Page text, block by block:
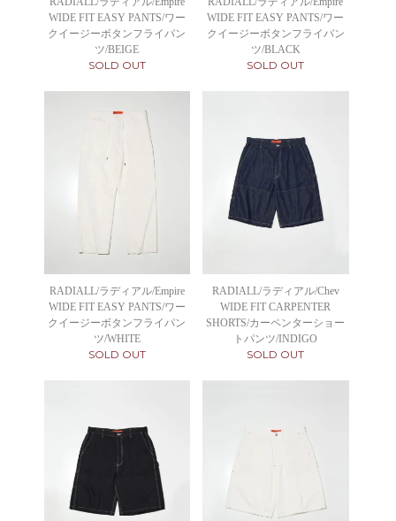
WIDE FIT EASY PANTS/ワー
クイージーボタンフライパン
ツ/BEIGE
SOLD OUT
WIDE FIT EASY PANTS/ワー
クイージーボタンフライパン
ツ/BLACK
SOLD OUT
RADIALL/ラディアル/Empire
WIDE FIT EASY PANTS/ワー
クイージーボタンフライパン
ツ/WHITE
SOLD OUT
RADIALL/ラディアル/Chev
WIDE FIT CARPENTER
SHORTS/カーペンターショー
トパンツ/INDIGO
SOLD OUT